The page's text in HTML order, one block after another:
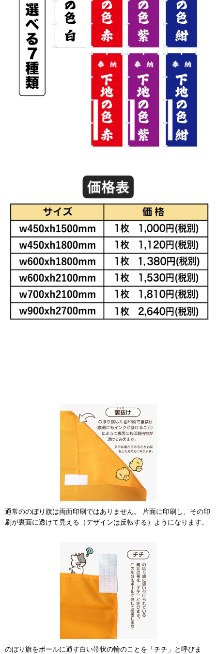
通常ののぼり旗は両面印刷ではありません。 片面に印刷し、その印
刷が裏面に透けて見える（デザインは反転する）ようになります。
のぼり旗をポールに通す白い帯状の輪のことを「チチ」と呼びま